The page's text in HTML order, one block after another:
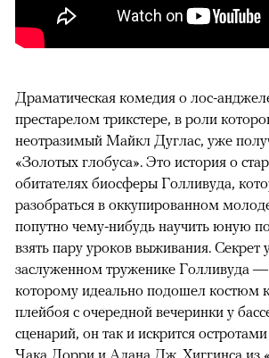
Драматическая комедия о лос-
престарелом трикстере, в роли
неотразимый Майкл Дуглас, уже
«Золотых глобуса». Это история о
обитателях биосферы Голливуда,
разобраться в оккупированном
попутно чему-нибудь научить юную
взять пару уроков выживания. Секрет
заслуженном труженике Голливуда —
которому идеально подошел костюм
плейбоя с очередной вечеринки у
сценарий, он так и искрится